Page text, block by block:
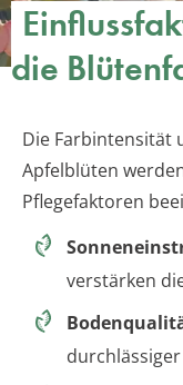
die
Die Farbintensität
Apfelblüten
Pflegefaktoren
verstärken